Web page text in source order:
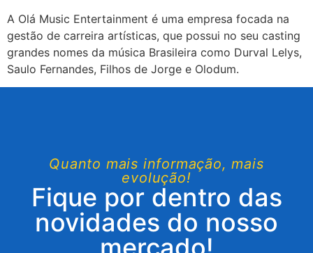
A Olá Music Entertainment é uma empresa focada na
gestão de carreira artísticas, que possui no seu casting
grandes nomes da música Brasileira como Durval Lelys,
Saulo Fernandes, Filhos de Jorge e Olodum.
Quanto mais informação, mais
evolução!
Fique por dentro das
novidades do nosso